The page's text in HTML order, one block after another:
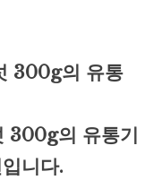
300g의 유통
의 유통기
니다.